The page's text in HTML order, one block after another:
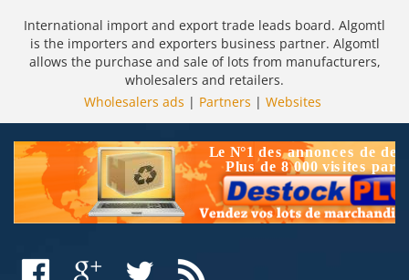
International import and export trade leads board. Algomtl
is the importers and exporters business partner. Algomtl
allows the purchase and sale of lots from manufacturers,
wholesalers and retailers.
Wholesalers ads | Partners | Websites